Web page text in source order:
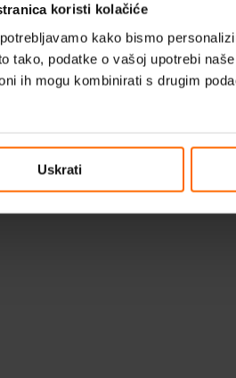
koristi kolačiće
kako bismo
tako, podatke o vašoj upotrebi
ih mogu kombinirati s drugim
Uskrati